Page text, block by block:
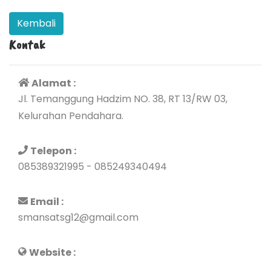
Kontak
Alamat :
Jl. Temanggung Hadzim NO. 38, RT 13/RW 03,
Kelurahan Pendahara.
Telepon :
085389321995 - 085249340494
Email :
smansatsg12@gmail.com
Website :